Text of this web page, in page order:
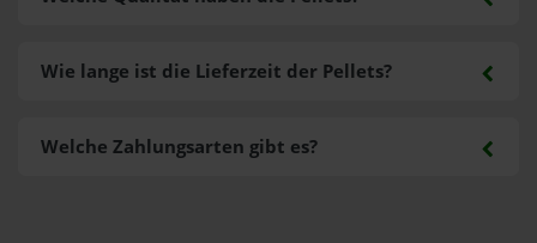
Welche Zahlungsarten gibt es?
Wie lange ist die Lieferzeit der Pellets?